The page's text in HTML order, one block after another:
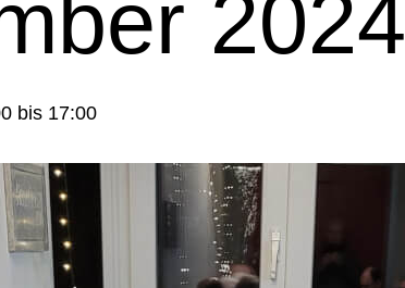
2024
bis 17:00